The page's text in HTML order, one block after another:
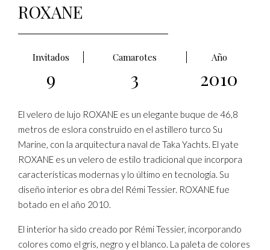
ROXANE
Invitados Camarotes Año
9 3 2010
El velero de lujo ROXANE es un elegante buque de 46,8
metros de eslora construido en el astillero turco Su
Marine, con la arquitectura naval de Taka Yachts. El yate
ROXANE es un velero de estilo tradicional que incorpora
características modernas y lo último en tecnología. Su
diseño interior es obra del Rémi Tessier. ROXANE fue
botado en el año 2010.
El interior ha sido creado por Rémi Tessier, incorporando
colores como el gris, negro y el blanco. La paleta de colores